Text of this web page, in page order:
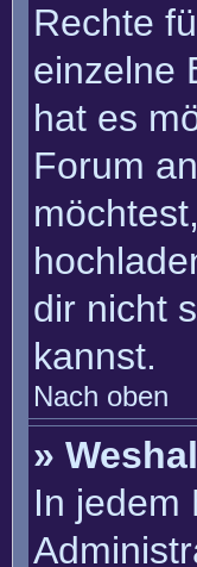
Rechte
einzelne
hat es
Forum
dir nicht
kannst.
Nach oben
»
In jedem